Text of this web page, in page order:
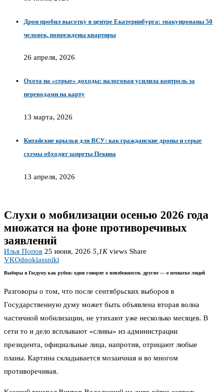
Дрон пробил высотку в центре Екатеринбурга: эвакуированы 50
человек, повреждены квартиры
26 апреля, 2026
Охота на «серые» доходы: налоговая усилила контроль за
переводами на карту
13 марта, 2026
Китайские крылья для ВСУ: как гражданские дроны и серые
схемы обходят запреты Пекина
13 апреля, 2026
Слухи о мобилизации осенью 2026 года
множатся на фоне противоречивых
заявлений
Илья Попов 25 июня, 2026 5,1Kviews Share
VKOdnoklassniki
Выборы в Госдуму как рубеж: одни говорят о неизбежности, другие — о нехватке людей
Разговоры о том, что после сентябрьских выборов в
Государственную думу может быть объявлена вторая волна
частичной мобилизации, не утихают уже несколько месяцев. В
сети то и дело всплывают «сливы» из администрации
президента, официальные лица, напротив, отрицают любые
планы. Картина складывается мозаичная и во многом
противоречивая.